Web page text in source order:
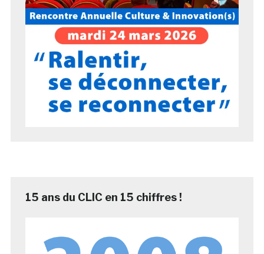
15 ans du CLIC en 15 chiffres !